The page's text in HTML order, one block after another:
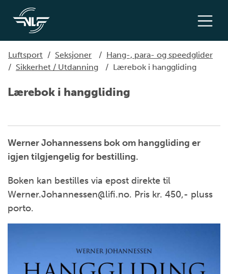
Luftsport / Seksjoner / Hang-, para- og speedglider
/ Sikkerhet / Utdanning / Lærebok i hanggliding
Lærebok i hanggliding
Werner Johannessens bok om hanggliding er
igjen tilgjengelig for bestilling.
Boken kan bestilles via epost direkte til
Werner.Johannessen@lifi.no. Pris kr. 450,- pluss
porto.